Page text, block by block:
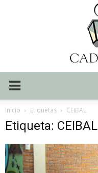
Inicio Etiquetas CEIBAL
Etiqueta: CEIBAL